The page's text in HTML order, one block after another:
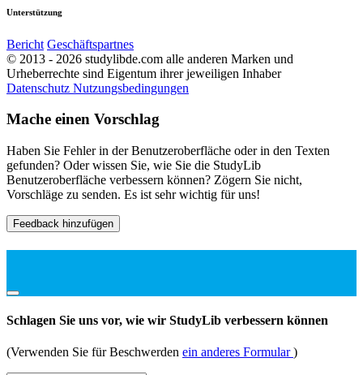
Unterstützung
Bericht Geschäftspartnes
© 2013 - 2026 studylibde.com alle anderen Marken und
Urheberrechte sind Eigentum ihrer jeweiligen Inhaber
Datenschutz Nutzungsbedingungen
Mache einen Vorschlag
Haben Sie Fehler in der Benutzeroberfläche oder in den Texten
gefunden? Oder wissen Sie, wie Sie die StudyLib
Benutzeroberfläche verbessern können? Zögern Sie nicht,
Vorschläge zu senden. Es ist sehr wichtig für uns!
Feedback hinzufügen
Schlagen Sie uns vor, wie wir StudyLib verbessern können
(Verwenden Sie für Beschwerden ein anderes Formular)